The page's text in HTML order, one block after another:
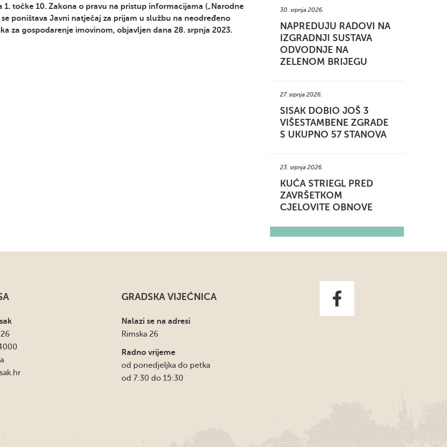
točke 10. Zakona o pravu na pristup informacijama („Narodne
poništava Javni natječaj za prijam u službu na neodređeno
za gospodarenje imovinom, objavljen dana 28. srpnja 2023.
30. srpnja 2026.
NAPREDUJU RADOVI NA
IZGRADNJI SUSTAVA
ODVODNJE NA
ZELENOM BRIJEGU
27. srpnja 2026.
SISAK DOBIO JOŠ 3
VIŠESTAMBENE ZGRADE
S UKUPNO 57 STANOVA
23. srpnja 2026.
KUĆA STRIEGL PRED
ZAVRŠETKOM
CJELOVITE OBNOVE
GRADSKA VIJEĆNICA
Nalazi se na adresi
Rimska 26
Radno vrijeme
od ponedjeljka do petka
od 7:30 do 15:30